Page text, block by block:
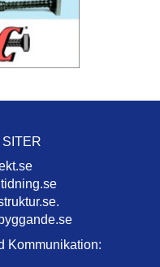
Kommunikation: